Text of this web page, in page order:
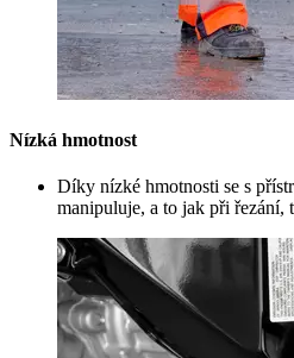
Nízká hmotnost
Díky nízké hmotnosti se s
manipuluje, a to jak při řezání,